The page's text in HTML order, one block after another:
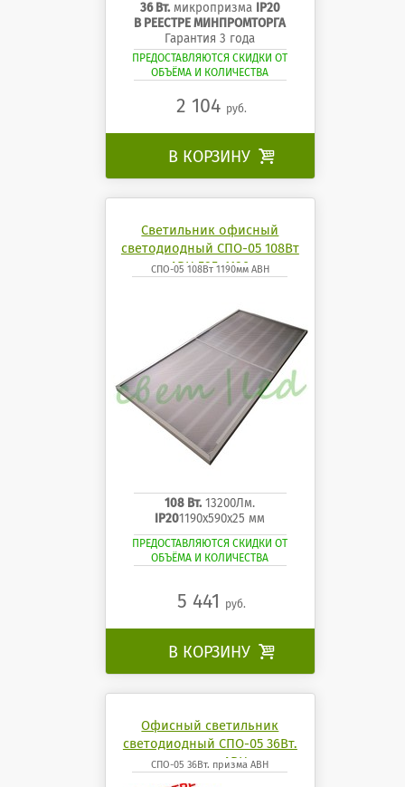
36 Вт.микропризма IP20
В РЕЕСТРЕ МИНПРОМТОРГА
Гарантия 3 года
ПРЕДОСТАВЛЯЮТСЯ СКИДКИ ОТ
ОБЪЁМА И КОЛИЧЕСТВА
2 104 руб.
В КОРЗИНУ 
Светильник офисный
светодиодный СПО-05 108Вт
АВН 595x1190
СПО-05 108Вт 1190мм АВН
108 Вт. 13200Лм.
IP201190x590x25 мм
ПРЕДОСТАВЛЯЮТСЯ СКИДКИ ОТ
ОБЪЁМА И КОЛИЧЕСТВА
5 441 руб.
В КОРЗИНУ 
Офисный светильник
светодиодный СПО-05 36Вт.
призма АВН
СПО-05 36Вт. призма АВН